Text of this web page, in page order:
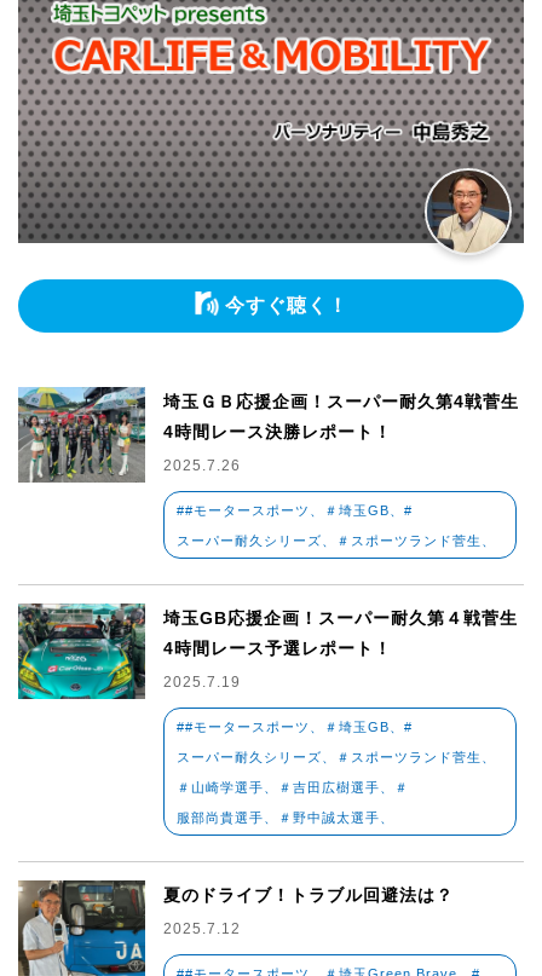
今すぐ聴く！
埼玉ＧＢ応援企画！スーパー耐久第4戦菅生
4時間レース決勝レポート！
2025.7.26
##モータースポーツ、＃埼玉GB、#
スーパー耐久シリーズ、＃スポーツランド菅生、
埼玉GB応援企画！スーパー耐久第４戦菅生
4時間レース予選レポート！
2025.7.19
##モータースポーツ、＃埼玉GB、#
スーパー耐久シリーズ、＃スポーツランド菅生、
＃山崎学選手、＃吉田広樹選手、＃
服部尚貴選手、＃野中誠太選手、
夏のドライブ！トラブル回避法は？
2025.7.12